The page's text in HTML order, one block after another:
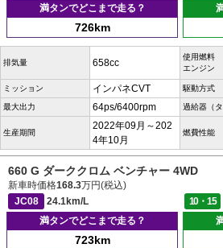
満タンでどこまで走る？
726km
排気量 658cc
使用燃料
エンジン
ミッション インパネCVT 駆動方式
最大出力 64ps/6400rpm 過給器（タ
生産期間
2022年09月～202
4年10月
燃費性能
660 G ダーククロム ベンチャー 4WD
新車時価格168.3万円(税込)
JC08
24.1km/L 10・15
満タンでどこまで走る？
723km